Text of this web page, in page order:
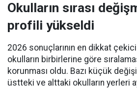
Okulların sırası
profili yükseldi
2026 sonuçlarının en dikkat
okulların birbirlerine göre
korunması oldu. Bazı küçük
üstteki ve alttaki okulların yerleri